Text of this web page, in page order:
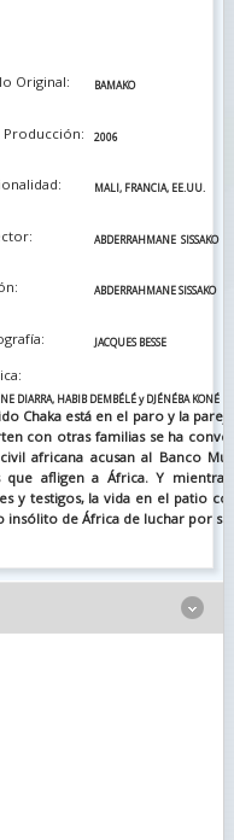
Original: BAMAKO
Producción: 2006
MALI, FRANCIA, EE.UU.
ABDERRAHMANE SISSAKO
ABDERRAHMANE SISSAKO
JACQUES BESSE
DIARRA, HABIB DEMBÉLÉ y DJÉNÉBA KONÉ
Chaka está en el paro y la
con otras familias se ha
africana acusan al Banco
afligen a África. Y mientras
y testigos, la vida en el patio
de África de luchar por